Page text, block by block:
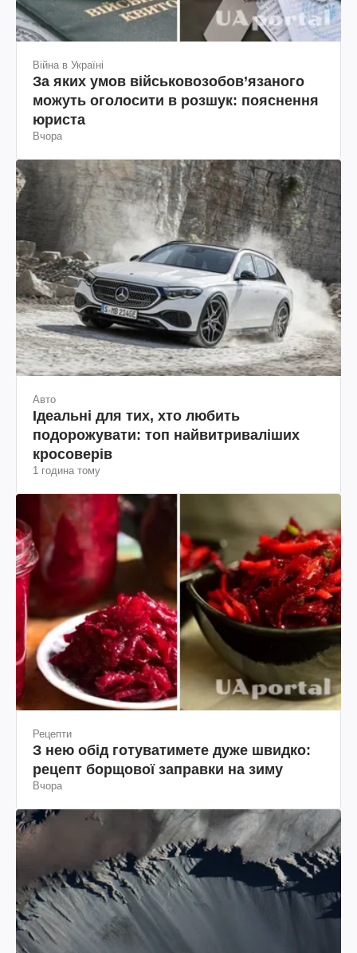
Війна в Україні
За яких умов військовозобов’язаного
можуть оголосити в розшук: пояснення
юриста
Вчора
Авто
Ідеальні для тих, хто любить
подорожувати: топ найвитриваліших
кросоверів
1 година тому
Рецепти
З нею обід готуватимете дуже швидко:
рецепт борщової заправки на зиму
Вчора